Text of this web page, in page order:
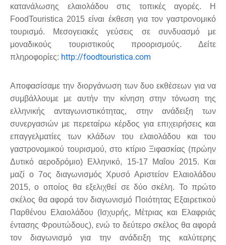
κατανάλωσης ελαιολάδου στις τοπικές αγορές. Η
FoodTouristica 2015 είναι έκθεση για τον γαστρονομικό
τουρισμό. Μεσογειακές γεύσεις σε συνδυασμό με
μοναδικούς τουριστικούς προορισμούς. Δείτε
πληροφορίες: http://foodtouristica.com
Αποφασίσαμε την διοργάνωση των δυο εκθέσεων για να
συμβάλλουμε με αυτήν την κίνηση στην τόνωση της
ελληνικής ανταγωνιστικότητας, στην ανάδειξη των
συνεργασιών με περεταίρω κέρδος για επιχειρήσεις και
επαγγελματίες των κλάδων του ελαιολάδου και του
γαστρονομικού τουρισμού, στο κτίριο Ξιφασκίας (πρώην
Δυτικό αεροδρόμιο) Ελληνικό, 15-17 Μαΐου 2015. Και
μαζί ο 7ος διαγωνισμός Χρυσό Αριστείον Ελαιολάδου
2015, ο οποίος θα εξελιχθεί σε δύο σκέλη. Το πρώτο
σκέλος θα αφορά τον διαγωνισμό Ποιότητας Εξαιρετικού
Παρθένου Ελαιολάδου (Ισχυρής, Μέτριας και Ελαφριάς
έντασης Φρουτώδους), ενώ το δεύτερο σκέλος θα αφορά
τον διαγωνισμό για την ανάδειξη της καλύτερης